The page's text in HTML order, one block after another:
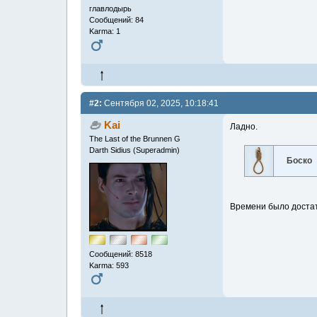
главлодырь
Сообщений: 84
Karma: 1
#2: Сентября 02, 2025, 10:18:41
Kai
The Last of the Brunnen G
Darth Sidius (Superadmin)
Сообщений: 8518
Karma: 593
Ладно.
Боско
Времени было